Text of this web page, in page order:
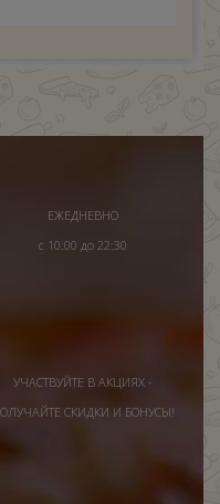
ЕЖЕДНЕВНО
с 10:00 до 22:30
УЧАСТВУЙТЕ В АКЦИЯХ -
СКИДКИ И БОНУСЫ!